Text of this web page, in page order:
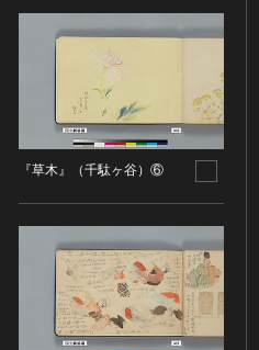
文化遺産データベース
国指定文化財等データベース
『草木』（千駄ヶ谷）⑥
縄文 [日本]
弥生 [日本]
古墳 [日本]
飛鳥 [日本]
奈良 [日本]
平安 [日本]
南北朝 [日本]
室町 [日本]
安土・桃山 [日本]
江戸 [日本]
分野を選択
建造物
宗教建築
城郭建築
住居建築
近代その他
絵画
日本画
油彩画
所在地（都道府県）
東京都
所在地（市区町村）
所蔵館